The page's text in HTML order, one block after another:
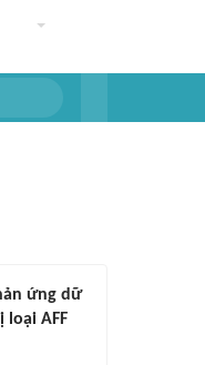
ứng dữ
loại AFF